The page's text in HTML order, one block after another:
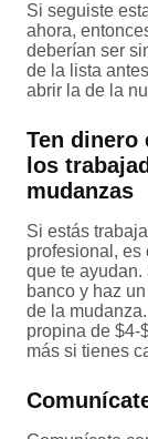
Si seguiste
ahora,
deberían ser
de la lista
abrir la de la
Ten dinero
los
mudanzas
Si estás
profesional, es
que te ayudan.
banco y haz
de la
propina de $4-
más si tienes